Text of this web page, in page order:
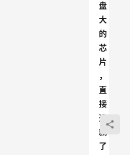
盘
大
的
芯
片
，
直
接
造
就
了